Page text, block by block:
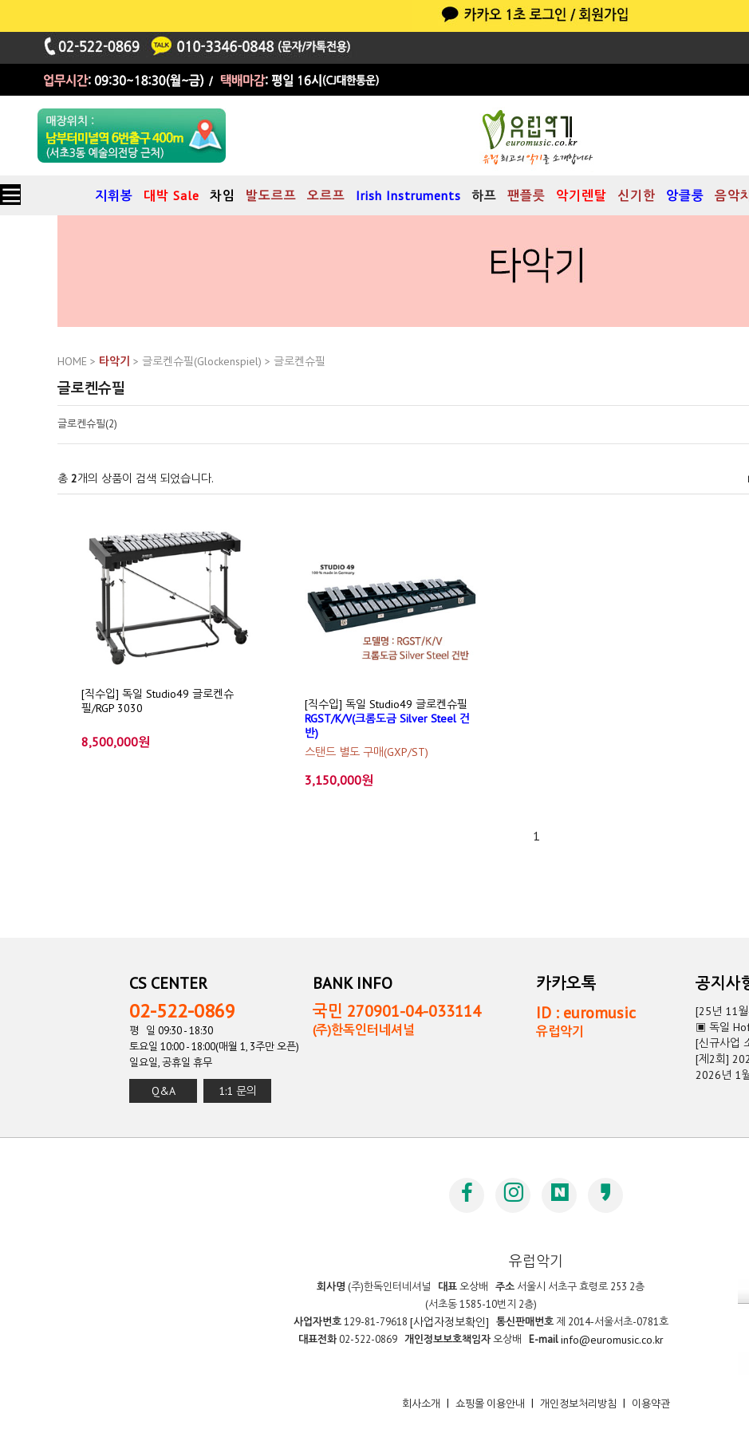
지휘봉 대박 Sale 차임 발도르프 오르프 Irish Instruments 하프 팬플릇 악기렌탈 신기한 앙클룽 음악
HOME > 타악기 > 글로켄슈필(Glockenspiel) > 글로켄슈필
글로켄슈필
글로켄슈필(2)
총 2개의 상품이 검색 되었습니다.
[직수입] 독일 Studio49 글로켄슈
필/RGP 3030
8,500,000원
[직수입] 독일 Studio49 글로켄슈필
RGST/K/V(크롬도금 Silver Steel 건
반)
스탠드 별도 구매(GXP/ST)
3,150,000원
1
CS CENTER
02-522-0869
평 일 09:30 - 18:30
토요일 10:00 - 18:00(매월 1, 3주만 오픈)
일요일, 공휴일 휴무
Q&A 1:1 문의
BANK INFO
국민 270901-04-033114
(주)한독인터네셔널
카카오톡
ID : euromusic
유럽악기
공
[25년 11
▣ 독일
[신규사업
[제2회]
2026년 1
유럽악기
회사명 (주)한독인터네셔널 대표오상배 주소 서울시 서초구 효령로 253 2층
(서초동 1585-10번지 2층)
사업자번호129-81-79618 [사업자정보확인] 통신판매번호제 2014-서울서초-0781호
대표전화02-522-0869 개인정보보호책임자오상배 E-mail info@euromusic.co.kr
회사소개 | 쇼핑몰 이용안내 | 개인정보처리방침 | 이용약관